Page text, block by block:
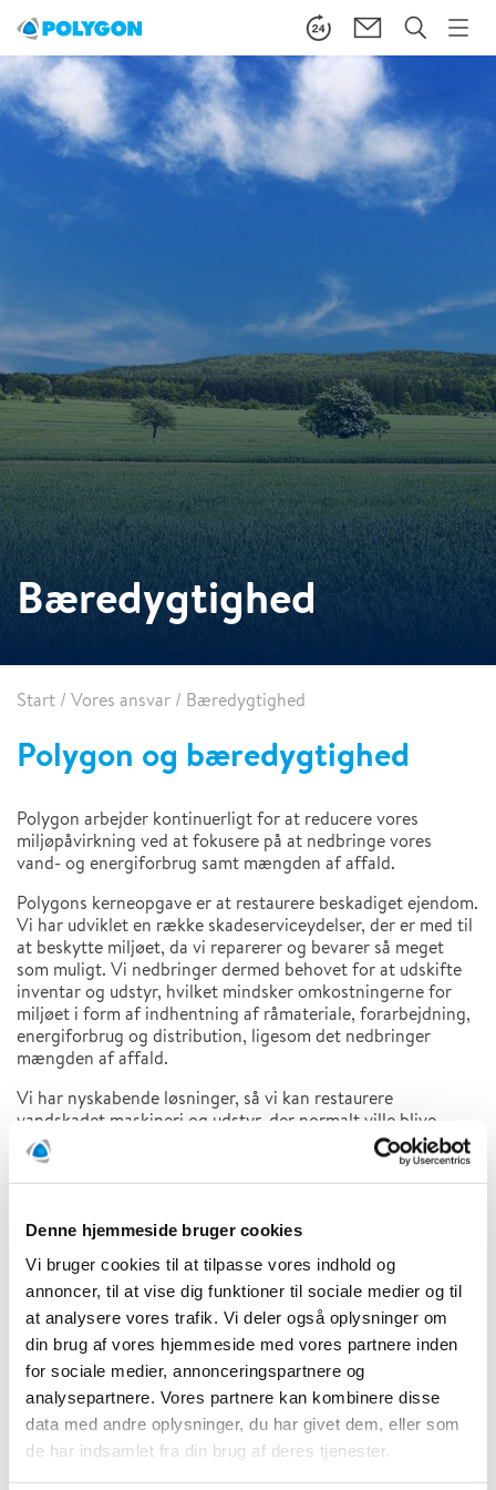
Denne hjemmeside bruger cookies
Vi bruger cookies til at tilpasse vores indhold og
annoncer, til at vise dig funktioner til sociale medier og til
at analysere vores trafik. Vi deler også oplysninger om
din brug af vores hjemmeside med vores partnere inden
for sociale medier, annonceringspartnere og
analysepartnere. Vores partnere kan kombinere disse
data med andre oplysninger, du har givet dem, eller som
de har indsamlet fra din brug af deres tjenester.
Bæredygtighed
Start / Vores ansvar / Bæredygtighed
Polygon og bæredygtighed
Polygon arbejder kontinuerligt for at reducere vores
miljøpåvirkning ved at fokusere på at nedbringe vores
vand- og energiforbrug samt mængden af affald.
Polygons kerneopgave er at restaurere beskadiget ejendom.
Vi har udviklet en række skadeserviceydelser, der er med til
at beskytte miljøet, da vi reparerer og bevarer så meget
som muligt. Vi nedbringer dermed behovet for at udskifte
inventar og udstyr, hvilket mindsker omkostningerne for
miljøet i form af indhentning af råmateriale, forarbejdning,
energiforbrug og distribution, ligesom det nedbringer
mængden af affald.
Vi har nyskabende løsninger, så vi kan restaurere
vandskadet maskineri og udstyr, der normalt ville blive
afskrevet som tab. Vi restaurerer også elektronik og IT-
udstyr, når det er muligt, samt mindre eller moderat
beskadiget gods.
I Polygon er bæredygtighed en helt naturlig del af vores
risikoen for, at der opstår skader. Derudover hjælper vi med
at minimere konsekvensen af pludseligt opstået skader. Vi
sparer på ressourcerne og sørger for, at ting og materialer
kan blive genanvendt. På den måde bidrager vi til den
grønne omstilling og sænker samtidig omkostningerne for
samfundet generelt.
Science Based Targets